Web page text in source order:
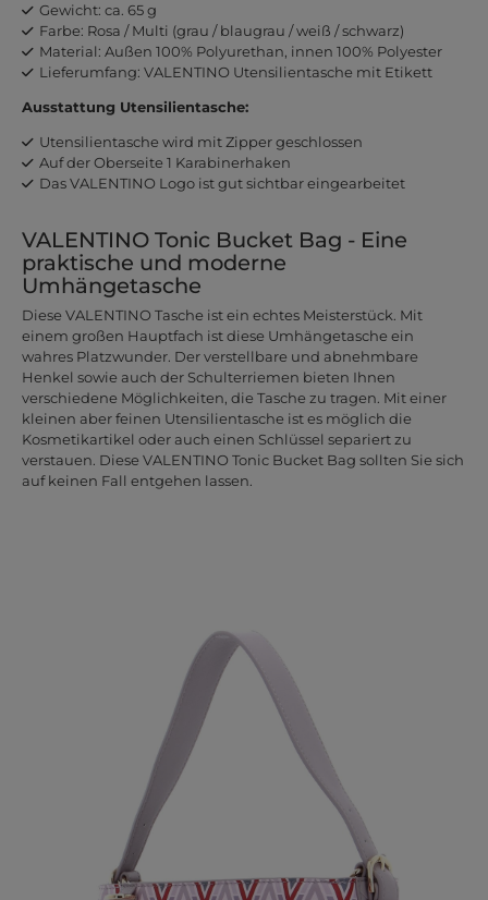
Gewicht: ca. 65 g
Farbe: Rosa / Multi (grau / blaugrau / weiß / schwarz)
Material: Außen 100% Polyurethan, innen 100% Polyester
Lieferumfang: VALENTINO Utensilientasche mit Etikett
Ausstattung Utensilientasche:
Utensilientasche wird mit Zipper geschlossen
Auf der Oberseite 1 Karabinerhaken
Das VALENTINO Logo ist gut sichtbar eingearbeitet
VALENTINO Tonic Bucket Bag - Eine
praktische und moderne
Umhängetasche
Diese VALENTINO Tasche ist ein echtes Meisterstück. Mit
einem großen Hauptfach ist diese Umhängetasche ein
wahres Platzwunder. Der verstellbare und abnehmbare
Henkel sowie auch der Schulterriemen bieten Ihnen
verschiedene Möglichkeiten, die Tasche zu tragen. Mit einer
kleinen aber feinen Utensilientasche ist es möglich die
Kosmetikartikel oder auch einen Schlüssel separiert zu
verstauen. Diese VALENTINO Tonic Bucket Bag sollten Sie sich
auf keinen Fall entgehen lassen.